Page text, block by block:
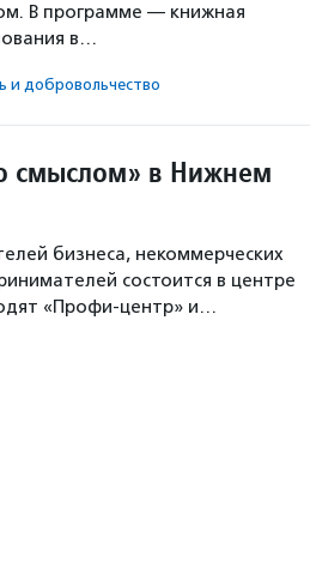
В программе — книжная
в…
и доброволь­чест­во
смыслом» в Нижнем
бизнеса, некоммерческих
состоится в центре
«Профи-центр» и…